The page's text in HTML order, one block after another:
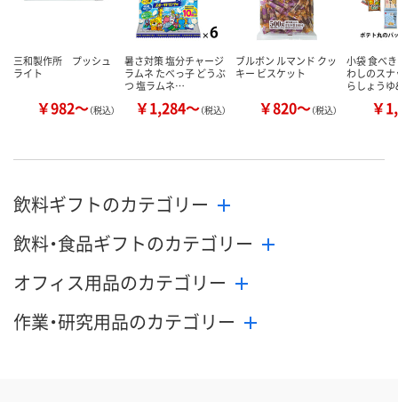
三和製作所 プッシュ
ライト
￥982～（税込）
暑さ対策 塩分チャージ
ラムネ たべっ子 どうぶ
つ 塩ラムネ…
￥1,284～（税込）
ブルボン ルマンド クッ
キー ビスケット
￥820～（税込）
小袋 食べ
わしのス
らしょう
￥
飲料ギフトのカテゴリー
飲料・食品ギフトのカテゴリー
オフィス用品のカテゴリー
作業・研究用品のカテゴリー